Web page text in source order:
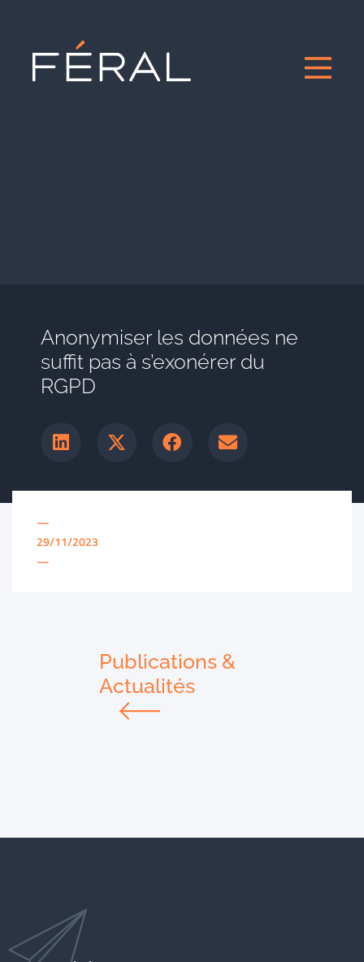
Anonymiser les données ne
suffit pas à s’exonérer du
RGPD
—
29/11/2023
—
Publications &
Actualités